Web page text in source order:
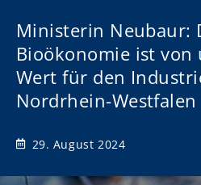
Ministerin Neubaur:
Bioökonomie ist
Wert für den
Nordrhein-Westfalen
29. August 2024